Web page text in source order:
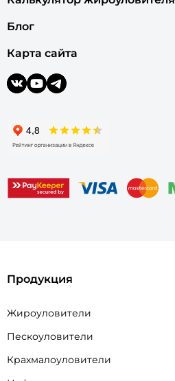
Блог
Карта сайта
Продукция
Жироуловители
Пескоуловители
Крахмалоуловители